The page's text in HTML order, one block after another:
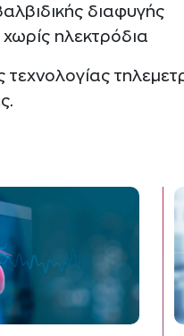
διαφυγής
ηλεκτρόδια
τεχνολογίας